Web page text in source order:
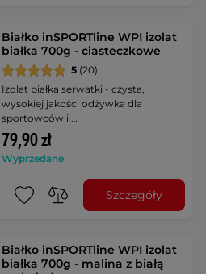
Białko inSPORTline WPI izolat
białka 700g - ciasteczkowe
5 (20)
Izolat białka serwatki - czysta,
wysokiej jakości odżywka dla
sportowców i …
79,90 zł
Wyprzedane
Szczegóły
Białko inSPORTline WPI izolat
białka 700g - malina z białą